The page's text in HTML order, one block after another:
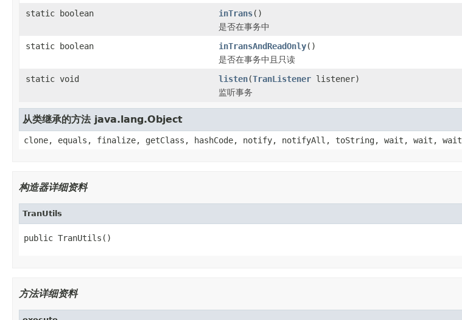
static boolean
inTrans()
是否在事务中
static boolean
inTransAndReadOnly()
是否在事务中且只读
static void
listen(TranListener listener)
监听事务
从类继承的方法 java.lang.Object
clone, equals, finalize, getClass, hashCode, notify, notifyAll, toString, wait, wait, wait
构造器详细资料
TranUtils
public TranUtils()
方法详细资料